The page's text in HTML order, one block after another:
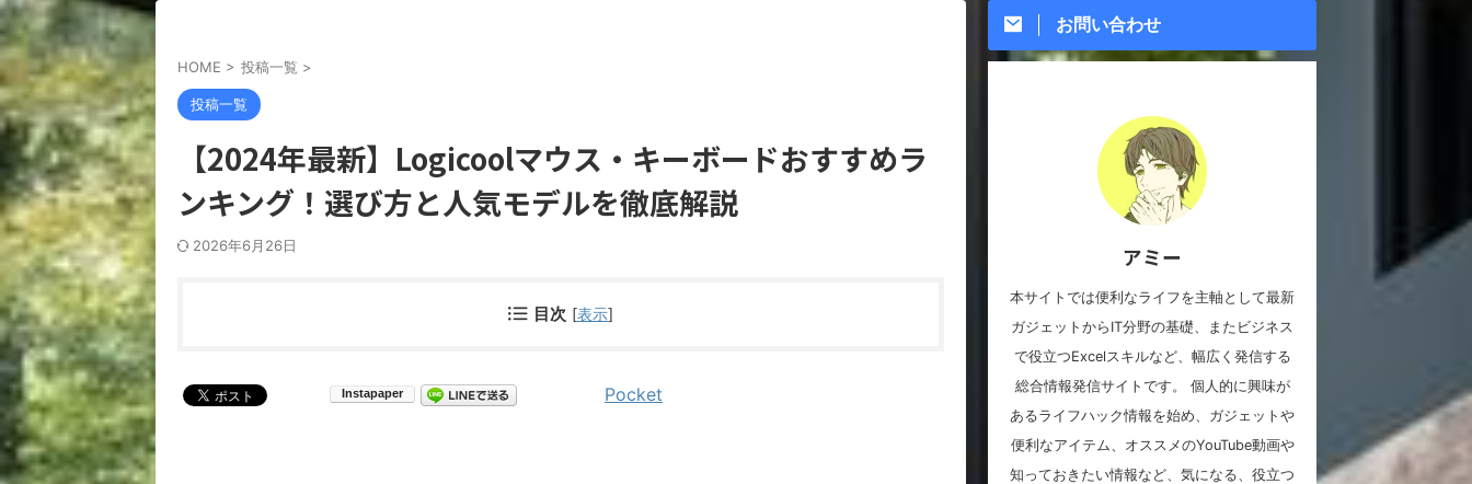
HOME > 投稿一覧 >
投稿一覧
【2024年最新】Logicoolマウス・キーボードおすすめラ
ンキング！選び方と人気モデルを徹底解説
2026年6月26日
目次 [表示]
Pocket
お問い合わせ
アミー
本サイトでは便利なライフを主軸として最新
ガジェットからIT分野の基礎、またビジネス
で役立つExcelスキルなど、幅広く発信する
総合情報発信サイトです。 個人的に興味が
あるライフハック情報を始め、ガジェットや
便利なアイテム、オススメのYouTube動画や
知っておきたい情報など、気になる、役立つ